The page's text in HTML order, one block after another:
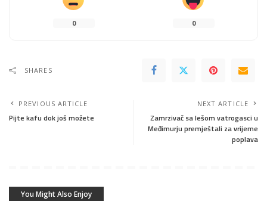
0 0
SHARES
PREVIOUS ARTICLE
Pijte kafu dok još možete
NEXT ARTICLE
Zamrzivač sa lešom vatrogasci u
Međimurju premještali za vrijeme
poplava
You Might Also Enjoy